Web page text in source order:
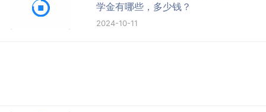
学金有哪些，多少钱？
2024-10-11